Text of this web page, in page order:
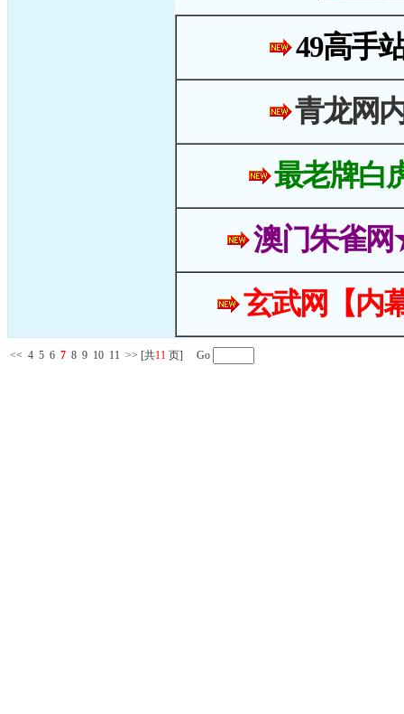
49高手
青龙网
最老牌白
澳门朱雀
玄武网【内
<< 4 5 6 7 8 9 10 11 >> [共11 页] Go